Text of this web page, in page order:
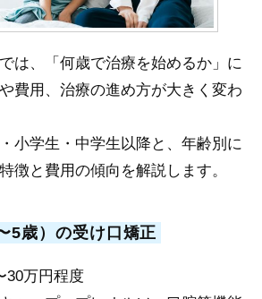
は、「何歳で治療を始めるか」に
費用、治療の進め方が大きく変わ
小学生・中学生以降と、年齢別に
徴と費用の傾向を解説します。
5歳）の受け口矯正
30万円程度